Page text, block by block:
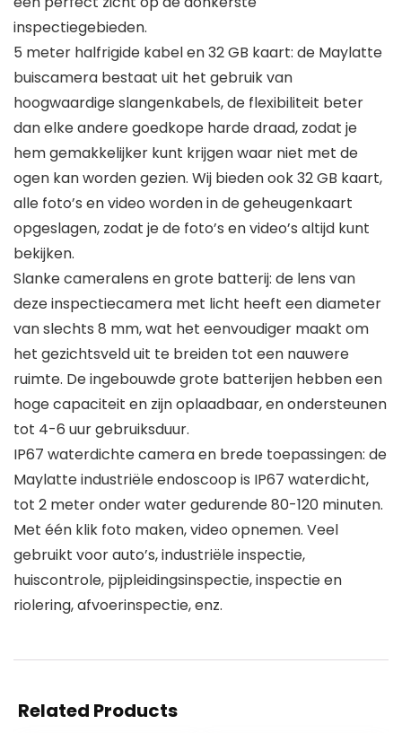
inspectiegebieden.
5 meter halfrigide kabel en 32 GB kaart: de Maylatte
buiscamera bestaat uit het gebruik van
hoogwaardige slangenkabels, de flexibiliteit beter
dan elke andere goedkope harde draad, zodat je
hem gemakkelijker kunt krijgen waar niet met de
ogen kan worden gezien. Wij bieden ook 32 GB kaart,
alle foto’s en video worden in de geheugenkaart
opgeslagen, zodat je de foto’s en video’s altijd kunt
bekijken.
Slanke cameralens en grote batterij: de lens van
deze inspectiecamera met licht heeft een diameter
van slechts 8 mm, wat het eenvoudiger maakt om
het gezichtsveld uit te breiden tot een nauwere
ruimte. De ingebouwde grote batterijen hebben een
hoge capaciteit en zijn oplaadbaar, en ondersteunen
tot 4-6 uur gebruiksduur.
IP67 waterdichte camera en brede toepassingen: de
Maylatte industriële endoscoop is IP67 waterdicht,
tot 2 meter onder water gedurende 80-120 minuten.
Met één klik foto maken, video opnemen. Veel
gebruikt voor auto’s, industriële inspectie,
huiscontrole, pijpleidingsinspectie, inspectie en
riolering, afvoerinspectie, enz.
Related Products